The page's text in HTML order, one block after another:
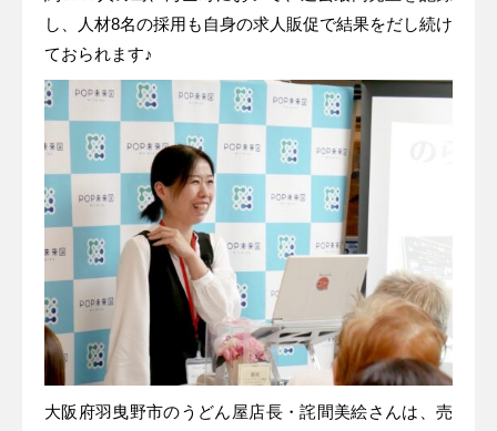
し、人材8名の採用も自身の求人販促で結果をだし続け
ておられます♪
大阪府羽曳野市のうどん屋店長・詫間美絵さんは、売